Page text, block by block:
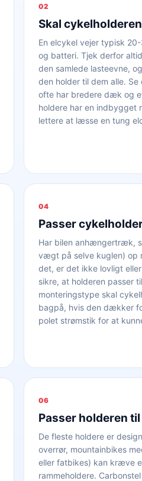
02
Skal
En elcykel vejer typisk
og batteri. Tjek derfor
den samlede lasteevne,
den holder til dem alle.
ofte har bredere dæk og
holdere har en indbygget
lettere at læsse en tung
04
Passer
Har bilen anhængertræk,
vægt på selve kuglen) op
det, er det ikke lovligt
sikre, at holderen passer
monteringstype skal
bagpå, hvis den dækker
polet strømstik for at
06
Passer holderen
De fleste holdere er
overrør, mountainbikes
eller fatbikes) kan kræve
rammeholdere.